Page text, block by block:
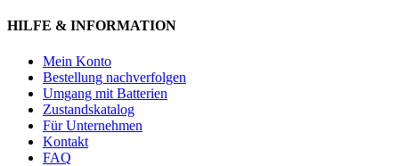
HILFE & INFORMATION
Mein Konto
Bestellung nachverfolgen
Umgang mit Batterien
Zustandskatalog
Für Unternehmen
Kontakt
FAQ